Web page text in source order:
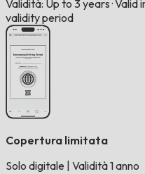
Validità: Up to 3 years ·Valid
validity period
Copertura limitata
Solo digitale Validità 1 anno